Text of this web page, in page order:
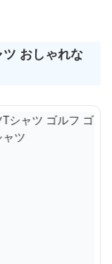
おしゃれな